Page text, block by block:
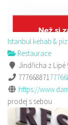
Istanbul kebab &
Restaurace
Jindřicha z Lipé
777668871
https://
prodej s sebou